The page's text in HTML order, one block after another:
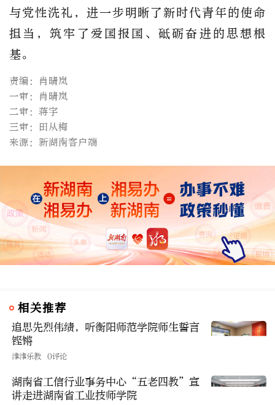
与党性洗礼，进一步明晰了新时代青年的使命
担当，筑牢了爱国报国、砥砺奋进的思想根
基。
责编：肖晴岚
一审：肖晴岚
二审：蒋宇
三审：田从梅
来源：新湖南客户端
相关推荐
追思先烈伟绩，听衡阳师范学院师生誓言
铿锵
津津乐教 0评论
湖南省工信行业事务中心“五老四教”宣
讲走进湖南省工业技师学院